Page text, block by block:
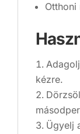
Otthoni
kézre.
Ügyelj